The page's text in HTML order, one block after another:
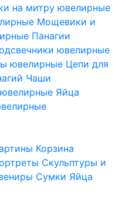
на митру ювелирные
Мощевики и
Панагии
ювелирные
ювелирные Цепи для
Чаши
Яйца
Корзина
Скульптуры и
Сумки Яйца